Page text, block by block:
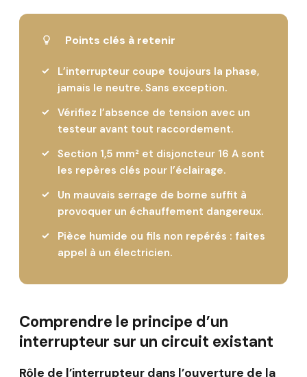
Points clés à retenir
L’interrupteur coupe toujours la phase,
jamais le neutre. Sans exception.
Vérifiez l’absence de tension avec un
testeur avant tout raccordement.
Section 1,5 mm² et disjoncteur 16 A sont
les repères clés pour l’éclairage.
Un mauvais serrage de borne suffit à
provoquer un échauffement dangereux.
Pièce humide ou fils non repérés : faites
appel à un électricien.
Comprendre le principe d’un
interrupteur sur un circuit existant
Rôle de l’interrupteur dans l’ouverture de la